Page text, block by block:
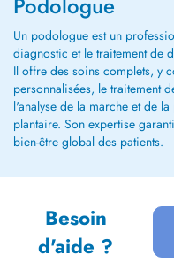
chaussures de
Un podologue est un
diagnostic et le traitement de
Il offre des soins complets, y
personnalisées, le traitement
l'analyse de la marche et de
plantaire. Son expertise
bien-être global des patients.
Besoin
d'aide ?